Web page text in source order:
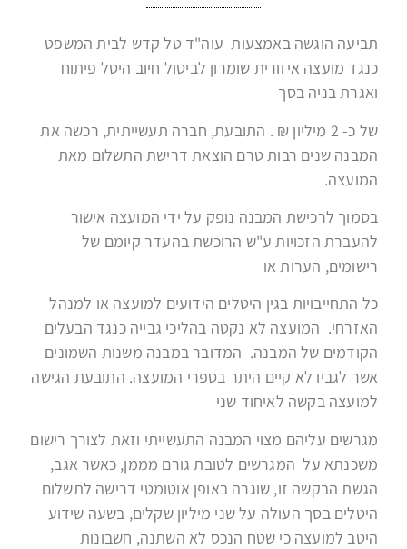
תביעה הוגשה באמצעות עוה"ד טל קדש לבית המשפט
כנגד מועצה איזורית שומרון לביטול חיוב היטל פיתוח
ואגרת בניה בסך
של כ- 2 מיליון ₪ . התובעת, חברה תעשייתית, רכשה את
המבנה שנים רבות טרם הוצאת דרישת התשלום מאת
המועצה.
בסמוך לרכישת המבנה נופק על ידי המועצה אישור
להעברת הזכויות ע"ש הרוכשת בהעדר קיומם של
רישומים, הערות או
כל התחייבויות בגין היטלים הידועים למועצה או למנהל
האזרחי. המועצה לא נקטה בהליכי גבייה כנגד הבעלים
הקודמים של המבנה. המדובר במבנה משנות השמונים
אשר לגביו לא קיים היתר בספרי המועצה. התובעת הגישה
למועצה בקשה לאיחוד שני
מגרשים עליהם מצוי המבנה התעשייתי וזאת לצורך רישום
משכנתא על המגרשים לטובת גורם מממן, כאשר אגב,
הגשת הבקשה זו, שוגרה באופן אוטומטי דרישה לתשלום
היטלים בסך העולה על שני מיליון שקלים, בשעה שידוע
היטב למועצה כי שטח הנכס לא השתנה, חשבונות